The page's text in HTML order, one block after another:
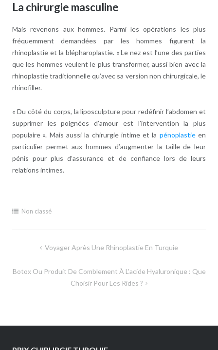
La chirurgie masculine
Mais revenons aux hommes. Parmi les opérations les plus
fréquemment demandées par les hommes figurent la
rhinoplastie et la blépharoplastie. « Le nez est l’une des parties
que les hommes veulent le plus transformer, aussi bien avec la
rhinoplastie traditionnelle qu’avec sa version non chirurgicale, le
rhinofiller.
« Du côté du corps, la liposculpture pour redéfinir l’abdomen et
supprimer les poignées d’amour est l’intervention la plus
populaire ». Mais aussi la chirurgie intime et la pénoplastieen
particulier permet aux hommes d’augmenter la taille de leur
pénis pour plus d’assurance et de confiance lors de leurs
relations intimes.
Non classé
Navigation
l’article
Voyager Après Une Rhinoplastie En Turquie
Botox Ou Produit De Comblement À L’acide Hyaluronique : Que
Choisir Pour Les Rides ?